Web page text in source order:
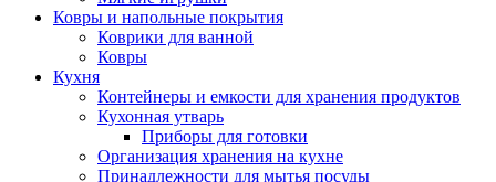
Ковры и напольные покрытия
Коврики для ванной
Ковры
Кухня
Контейнеры и емкости для хранения продуктов
Кухонная утварь
Приборы для готовки
Организация хранения на кухне
Принадлежности для мытья посуды